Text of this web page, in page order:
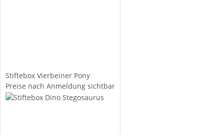
Stiftebox Vierbeiner Pony
Preise nach Anmeldung sichtbar